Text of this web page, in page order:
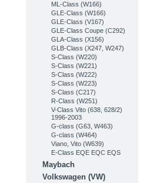
ML-Class (W166)
GLE-Class (W166)
GLE-Class (V167)
GLE-Class Coupe (C292)
GLA-Class (X156)
GLB-Class (X247, W247)
S-Class (W220)
S-Class (W221)
S-Class (W222)
S-Class (W223)
S-Class (C217)
R-Class (W251)
V-Class Vito (638, 628/2)
1996-2003
G-class (G63, W463)
G-class (W464)
Viano, Vito (W639)
E-Class EQE EQC EQS
Maybach
Volkswagen (VW)